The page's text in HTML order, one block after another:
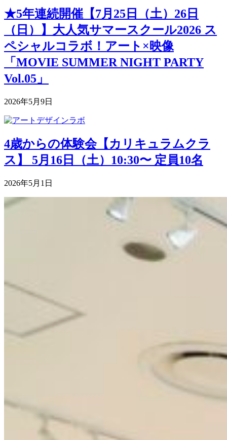
★5年連続開催【7月25日（土）26日
（日）】大人気サマースクール2026 ス
ペシャルコラボ！アート×映像
「MOVIE SUMMER NIGHT PARTY
Vol.05」
2026年5月9日
4歳からの体験会【カリキュラムクラ
ス】 5月16日（土）10:30〜 定員10名
2026年5月1日